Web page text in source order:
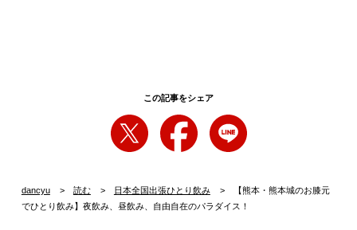
この記事をシェア
dancyu 読む 日本全国出張ひとり飲み
【熊本・熊本城のお膝元
でひとり飲み】夜飲み、昼飲み、自由自在のパラダイス！